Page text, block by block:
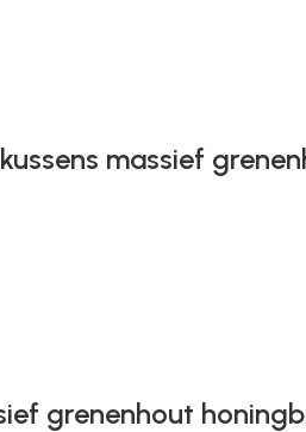
massief
grenenhout